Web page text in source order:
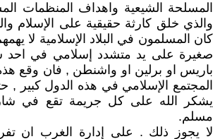
المسلحة الشيعية واهداف المنظمات
والذي خلق كارثة حقيقية على الإسلام
كان المسلمون في البلاد الإسلامية لا
صغيرة على يد متشدد إسلامي في احد
باريس او برلين او واشنطن , فان وقع
المجتمع الإسلامي في هذه الدول كبير ,
يشكر الله على كل جريمة تقع في
مسلم.
لا يجوز ذلك . على إدارة الغرب ان